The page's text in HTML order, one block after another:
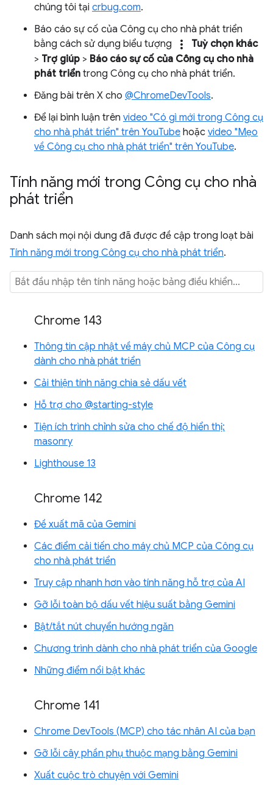
chúng tôi tại crbug.com.
Báo cáo sự cố của Công cụ cho nhà phát triển
bằng cách sử dụng biểu tượng
more_vert
Tuỳ chọn khác
> Trợ giúp > Báo cáo sự cố của Công cụ cho nhà
phát triển trong Công cụ cho nhà phát triển.
Đăng bài trên X cho @ChromeDevTools.
Để lại bình luận trên video "Có gì mới trong Công cụ
cho nhà phát triển" trên YouTube hoặc video "Mẹo
về Công cụ cho nhà phát triển" trên YouTube.
Tính năng mới trong Công cụ cho nhà
phát triển
Danh sách mọi nội dung đã được đề cập trong loạt bài
Tính năng mới trong Công cụ cho nhà phát triển.
Chrome 143
Thông tin cập nhật về máy chủ MCP của Công cụ
dành cho nhà phát triển
Cải thiện tính năng chia sẻ dấu vết
Hỗ trợ cho @starting-style
Tiện ích trình chỉnh sửa cho chế độ hiển thị:
masonry
Lighthouse 13
Chrome 142
Đề xuất mã của Gemini
Các điểm cải tiến cho máy chủ MCP của Công cụ
cho nhà phát triển
Truy cập nhanh hơn vào tính năng hỗ trợ của AI
Gỡ lỗi toàn bộ dấu vết hiệu suất bằng Gemini
Bật/tắt nút chuyển hướng ngăn
Chương trình dành cho nhà phát triển của Google
Những điểm nổi bật khác
Chrome 141
Chrome DevTools (MCP) cho tác nhân AI của bạn
Gỡ lỗi cây phần phụ thuộc mạng bằng Gemini
Xuất cuộc trò chuyện với Gemini